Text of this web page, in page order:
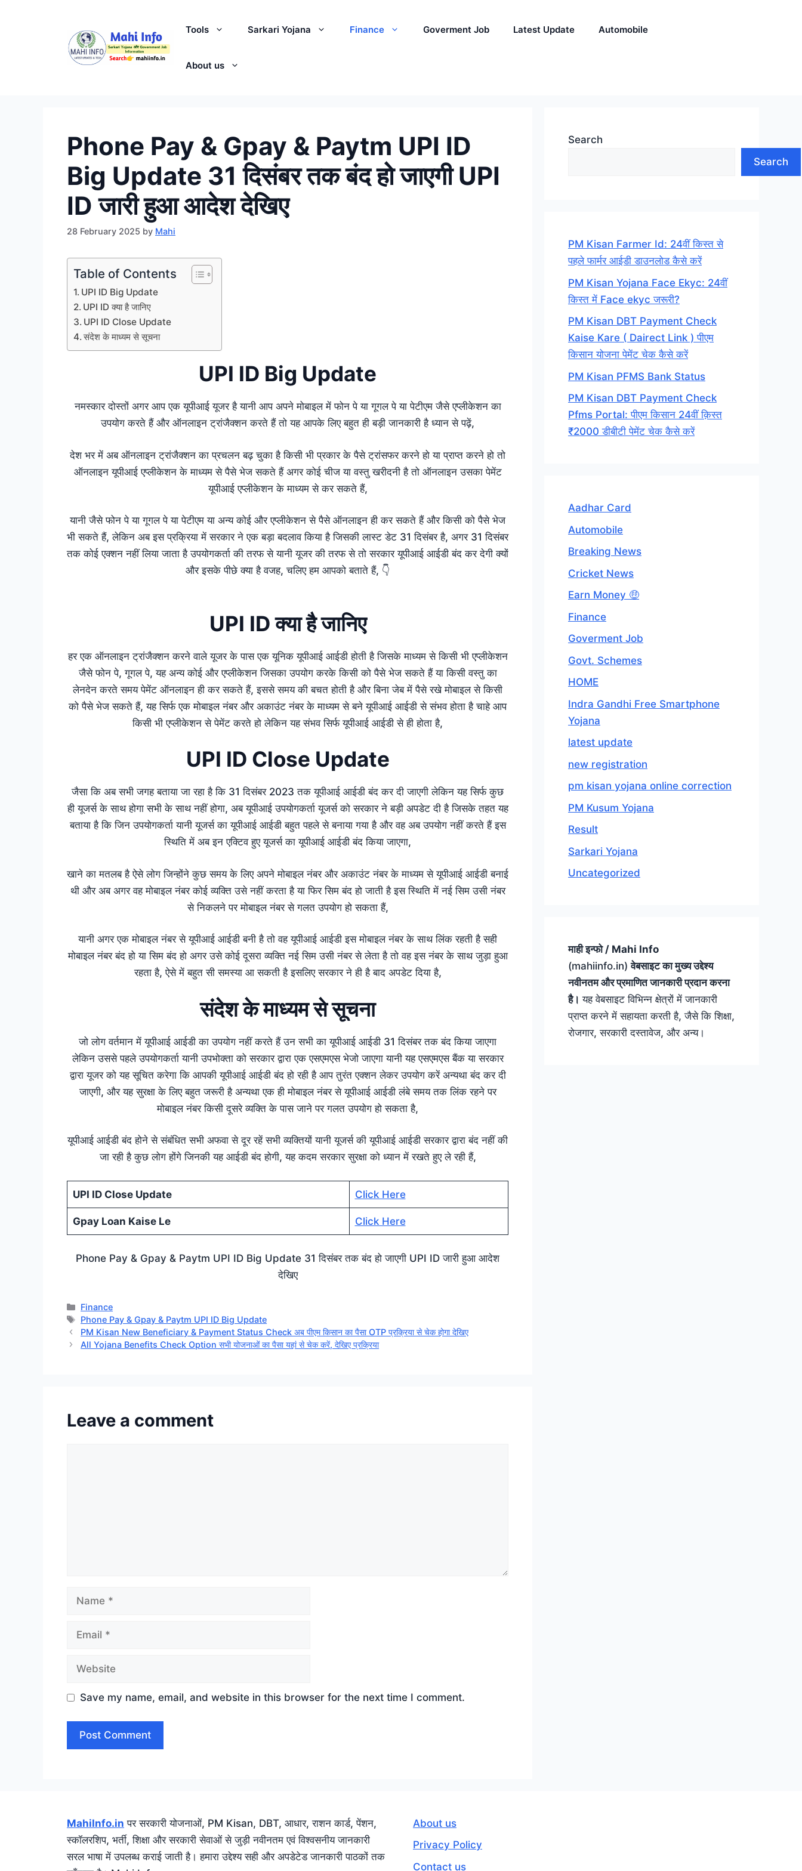
Tools Sarkari Yojana Finance Goverment Job Latest Update Automobile
About us
Phone Pay & Gpay & Paytm UPI ID
Big Update 31 दिसंबर तक बंद हो जाएगी UPI
ID जारी हुआ आदेश देखिए
28 February 2025 by Mahi
Table of Contents
UPI ID Big Update
UPI ID क्या है जानिए
UPI ID Close Update
संदेश के माध्यम से सूचना
UPI ID Big Update
नमस्कार दोस्तों अगर आप एक यूपीआई यूजर है यानी आप अपने मोबाइल में फोन पे या गूगल पे या पेटीएम जैसे एप्लीकेशन का
उपयोग करते हैं और ऑनलाइन ट्रांजैक्शन करते हैं तो यह आपके लिए बहुत ही बड़ी जानकारी है ध्यान से पढ़ें,
देश भर में अब ऑनलाइन ट्रांजैक्शन का प्रचलन बढ़ चुका है किसी भी प्रकार के पैसे ट्रांसफर करने हो या प्राप्त करने हो तो
ऑनलाइन यूपीआई एप्लीकेशन के माध्यम से पैसे भेज सकते हैं अगर कोई चीज या वस्तु खरीदनी है तो ऑनलाइन उसका पेमेंट
यूपीआई एप्लीकेशन के माध्यम से कर सकते हैं,
यानी जैसे फोन पे या गूगल पे या पेटीएम या अन्य कोई और एप्लीकेशन से पैसे ऑनलाइन ही कर सकते हैं और किसी को पैसे भेज
भी सकते हैं, लेकिन अब इस प्रक्रिया में सरकार ने एक बड़ा बदलाव किया है जिसकी लास्ट डेट 31 दिसंबर है, अगर 31 दिसंबर
तक कोई एक्शन नहीं लिया जाता है उपयोगकर्ता की तरफ से यानी यूजर की तरफ से तो सरकार यूपीआई आईडी बंद कर देगी क्यों
और इसके पीछे क्या है वजह, चलिए हम आपको बताते हैं, 👇
UPI ID क्या है जानिए
हर एक ऑनलाइन ट्रांजैक्शन करने वाले यूजर के पास एक यूनिक यूपीआई आईडी होती है जिसके माध्यम से किसी भी एप्लीकेशन
जैसे फोन पे, गूगल पे, यह अन्य कोई और एप्लीकेशन जिसका उपयोग करके किसी को पैसे भेज सकते हैं या किसी वस्तु का
लेनदेन करते समय पेमेंट ऑनलाइन ही कर सकते हैं, इससे समय की बचत होती है और बिना जेब में पैसे रखे मोबाइल से किसी
को पैसे भेज सकते हैं, यह सिर्फ एक मोबाइल नंबर और अकाउंट नंबर के माध्यम से बने यूपीआई आईडी से संभव होता है चाहे आप
किसी भी एप्लीकेशन से पेमेंट करते हो लेकिन यह संभव सिर्फ यूपीआई आईडी से ही होता है,
UPI ID Close Update
जैसा कि अब सभी जगह बताया जा रहा है कि 31 दिसंबर 2023 तक यूपीआई आईडी बंद कर दी जाएगी लेकिन यह सिर्फ कुछ
ही यूजर्स के साथ होगा सभी के साथ नहीं होगा, अब यूपीआई उपयोगकर्ता यूजर्स को सरकार ने बड़ी अपडेट दी है जिसके तहत यह
बताया है कि जिन उपयोगकर्ता यानी यूजर्स का यूपीआई आईडी बहुत पहले से बनाया गया है और वह अब उपयोग नहीं करते हैं इस
स्थिति में अब इन एक्टिव हुए यूजर्स का यूपीआई आईडी बंद किया जाएगा,
खाने का मतलब है ऐसे लोग जिन्होंने कुछ समय के लिए अपने मोबाइल नंबर और अकाउंट नंबर के माध्यम से यूपीआई आईडी बनाई
थी और अब अगर वह मोबाइल नंबर कोई व्यक्ति उसे नहीं करता है या फिर सिम बंद हो जाती है इस स्थिति में नई सिम उसी नंबर
से निकलने पर मोबाइल नंबर से गलत उपयोग हो सकता हैं,
यानी अगर एक मोबाइल नंबर से यूपीआई आईडी बनी है तो वह यूपीआई आईडी इस मोबाइल नंबर के साथ लिंक रहती है सही
मोबाइल नंबर बंद हो या सिम बंद हो अगर उसे कोई दूसरा व्यक्ति नई सिम उसी नंबर से लेता है तो वह इस नंबर के साथ जुड़ा हुआ
रहता है, ऐसे में बहुत सी समस्या आ सकती है इसलिए सरकार ने ही है बाद अपडेट दिया है,
संदेश के माध्यम से सूचना
जो लोग वर्तमान में यूपीआई आईडी का उपयोग नहीं करते हैं उन सभी का यूपीआई आईडी 31 दिसंबर तक बंद किया जाएगा
लेकिन उससे पहले उपयोगकर्ता यानी उपभोक्ता को सरकार द्वारा एक एसएमएस भेजो जाएगा यानी यह एसएमएस बैंक या सरकार
द्वारा यूजर को यह सूचित करेगा कि आपकी यूपीआई आईडी बंद हो रही है आप तुरंत एक्शन लेकर उपयोग करें अन्यथा बंद कर दी
जाएगी, और यह सुरक्षा के लिए बहुत जरूरी है अन्यथा एक ही मोबाइल नंबर से यूपीआई आईडी लंबे समय तक लिंक रहने पर
मोबाइल नंबर किसी दूसरे व्यक्ति के पास जाने पर गलत उपयोग हो सकता है,
यूपीआई आईडी बंद होने से संबंधित सभी अफवा से दूर रहें सभी व्यक्तियों यानी यूजर्स की यूपीआई आईडी सरकार द्वारा बंद नहीं की
जा रही है कुछ लोग होंगे जिनकी यह आईडी बंद होगी, यह कदम सरकार सुरक्षा को ध्यान में रखते हुए ले रही हैं,
UPI ID Close Update Click Here
Gpay Loan Kaise Le Click Here
Phone Pay & Gpay & Paytm UPI ID Big Update 31 दिसंबर तक बंद हो जाएगी UPI ID जारी हुआ आदेश
देखिए
Categories
Finance
Tags
Phone Pay & Gpay & Paytm UPI ID Big Update
PM Kisan New Beneficiary & Payment Status Check अब पीएम किसान का पैसा OTP प्रक्रिया से चेक होगा देखिए
All Yojana Benefits Check Option सभी योजनाओं का पैसा यहां से चेक करें, देखिए प्रक्रिया
Leave a comment
Name
Email
Website
Save my name, email, and website in this browser for the next time I comment.
Search
Search
PM Kisan Farmer Id: 24वीं किस्त से
पहले फार्मर आईडी डाउनलोड कैसे करें
PM Kisan Yojana Face Ekyc: 24वीं
किस्त में Face ekyc जरूरी?
PM Kisan DBT Payment Check
Kaise Kare ( Dairect Link ) पीएम
किसान योजना पेमेंट चेक कैसे करें
PM Kisan PFMS Bank Status
PM Kisan DBT Payment Check
Pfms Portal: पीएम किसान 24वीं क़िस्त
₹2000 डीबीटी पेमेंट चेक कैसे करें
Aadhar Card
Automobile
Breaking News
Cricket News
Earn Money 🤑
Finance
Goverment Job
Govt. Schemes
HOME
Indra Gandhi Free Smartphone
Yojana
latest update
new registration
pm kisan yojana online correction
PM Kusum Yojana
Result
Sarkari Yojana
Uncategorized
माही इन्फो / Mahi Info
(mahiinfo.in)वेबसाइट का मुख्य उद्देश्य
नवीनतम और प्रमाणित जानकारी प्रदान करना
है। यह वेबसाइट विभिन्न क्षेत्रों में जानकारी
प्राप्त करने में सहायता करती है, जैसे कि शिक्षा,
रोजगार, सरकारी दस्तावेज, और अन्य।
MahiInfo.in पर सरकारी योजनाओं, PM Kisan, DBT, आधार, राशन कार्ड, पेंशन,
स्कॉलरशिप, भर्ती, शिक्षा और सरकारी सेवाओं से जुड़ी नवीनतम एवं विश्वसनीय जानकारी
सरल भाषा में उपलब्ध कराई जाती है। हमारा उद्देश्य सही और अपडेटेड जानकारी पाठकों तक
About us
Privacy Policy
Contact us